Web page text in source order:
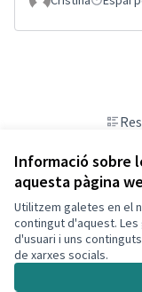
Informació sobre
aquesta pàgina
Utilitzem galetes en el
contingut d'aquest.
d'usuari i uns
de xarxes socials.
Termes i condicions
Configuració de les
Decidim Calafell a X
(Enllaç extern)
Decidim Calafell a
Decidim
(Enllaç